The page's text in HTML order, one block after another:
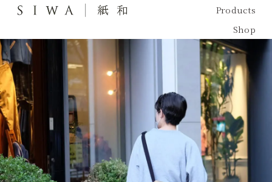
Products
Shop